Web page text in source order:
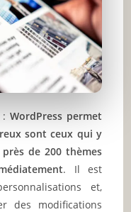
WordPress permet
sont ceux qui y
de 200 thèmes
. Il est
et,
des modifications